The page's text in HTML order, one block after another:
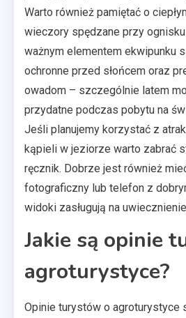
Warto również pamiętać o
wieczory spędzane przy
ważnym elementem ekwipunku
ochronne przed słońcem oraz
owadom – szczególnie latem
przydatne podczas pobytu na
Jeśli planujemy korzystać z
kąpieli w jeziorze warto zabrać
ręcznik. Dobrze jest również
fotograficzny lub telefon z
widoki zasługują na
Jakie są opinie
agroturystyce?
Opinie turystów o agroturystyce